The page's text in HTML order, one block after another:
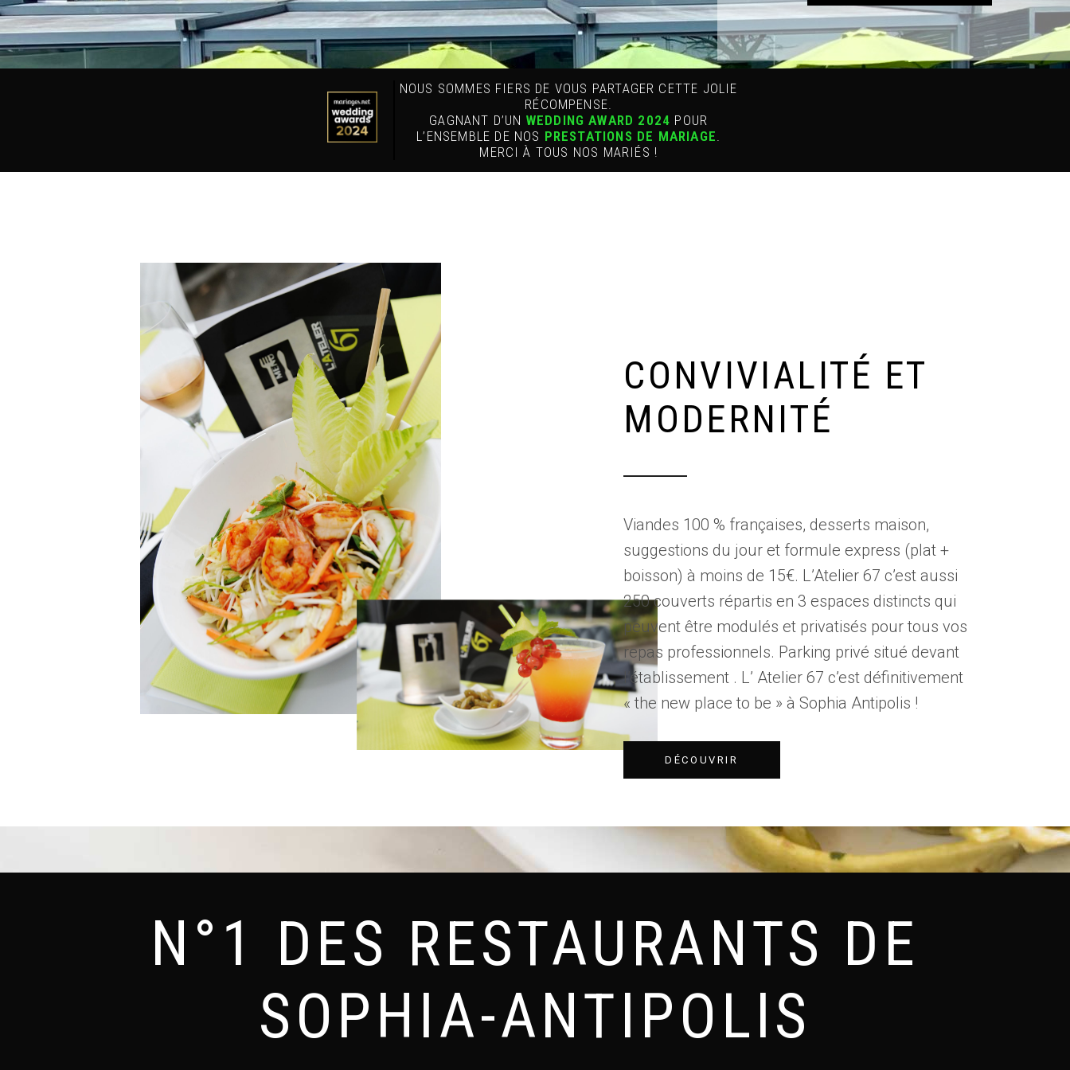
NOUS SOMMES FIERS DE VOUS PARTAGER CETTE JOLIE
RÉCOMPENSE.
GAGNANT D’UNWEDDING AWARD 2024 POUR
L’ENSEMBLE DE NOS PRESTATIONS DE MARIAGE.
MERCI À TOUS NOS MARIÉS !
CONVIVIALITÉ ET
MODERNITÉ
Viandes 100 % françaises, desserts maison,
suggestions du jour et formule express (plat +
boisson) à moins de 15€. L’Atelier 67 c’est aussi
250 couverts répartis en 3 espaces distincts qui
peuvent être modulés et privatisés pour tous vos
repas professionnels. Parking privé situé devant
l’établissement . L’ Atelier 67 c’est définitivement
« the new place to be » à Sophia Antipolis !
DÉCOUVRIR
N°1 DES RESTAURANTS DE
SOPHIA-ANTIPOLIS